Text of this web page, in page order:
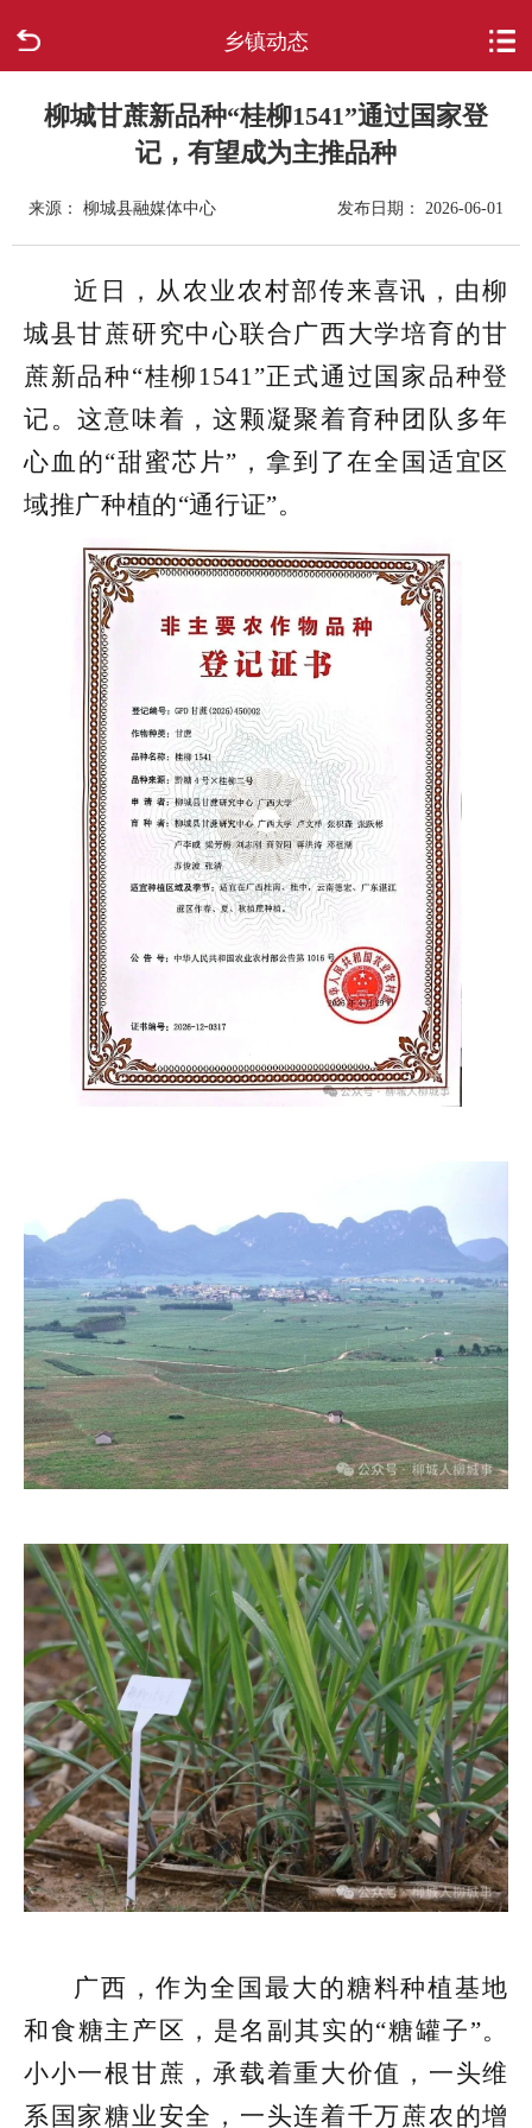
乡镇动态
走进柳城
政府信息公开
网上办事
互动回应
数据专题
柳城甘蔗新品种“桂柳1541”通过国家登
记，有望成为主推品种
来源： 柳城县融媒体中心 发布日期： 2026-06-01
近日，从农业农村部传来喜讯，由柳
城县甘蔗研究中心联合广西大学培育的甘
蔗新品种“桂柳1541”正式通过国家品种登
记。这意味着，这颗凝聚着育种团队多年
心血的“甜蜜芯片”，拿到了在全国适宜区
域推广种植的“通行证”。
广西，作为全国最大的糖料种植基地
和食糖主产区，是名副其实的“糖罐子”。
小小一根甘蔗，承载着重大价值，一头维
系国家糖业安全，一头连着千万蔗农的增